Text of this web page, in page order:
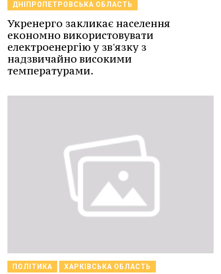
ДНІПРОПЕТРОВСЬКА ОБЛАСТЬ
Укренерго закликає населення
економно використовувати
електроенергію у зв'язку з
надзвичайно високими
температурами.
ПОЛІТИКА ХАРКІВСЬКА ОБЛАСТЬ